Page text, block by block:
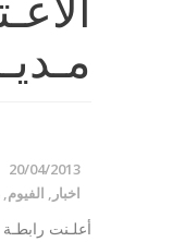
20/04/2013
اخبار , الفيوم,
أعلـنت رابطـة